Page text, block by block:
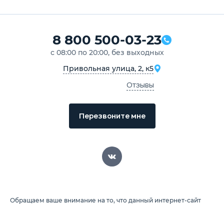
8 800 500-03-23
с 08:00 по 20:00, без выходных
Привольная улица, 2, к5
Отзывы
Перезвоните мне
Обращаем ваше внимание на то, что данный интернет-сайт